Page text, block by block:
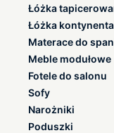
Łóżka
Łóżka
Materace do
Meble modułowe
Fotele do salonu
Sofy
Narożniki
Poduszki